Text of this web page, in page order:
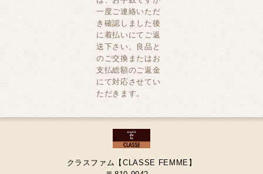
一度ご連絡いただ
き確認しました後
に着払いにてご返
送下さい。良品と
のご交換またはお
支払総額のご返金
にて対応させてい
ただきます。
クラスファム【CLASSE FEMME】